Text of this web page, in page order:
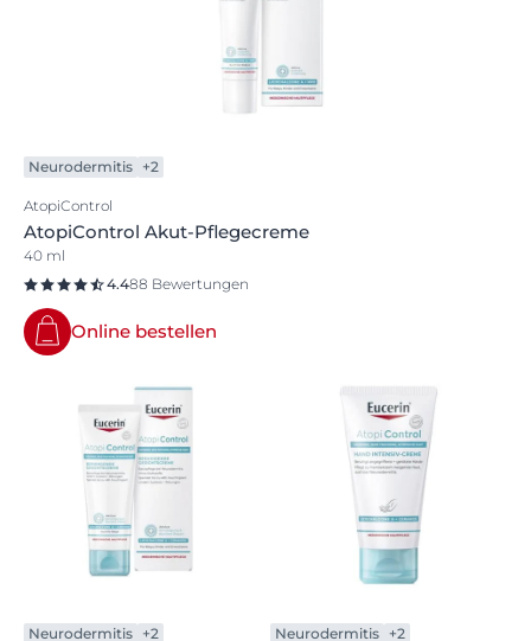
Neurodermitis +2
AtopiControl
AtopiControl Akut-Pflegecreme
40 ml
4.488 Bewertungen
Online bestellen
Neurodermitis +2 Neurodermitis +2